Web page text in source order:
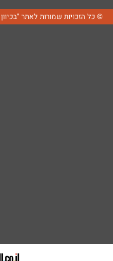
© כל הזכויות שמורות לאתר "בכיוון הרוח" - 2011 טל: